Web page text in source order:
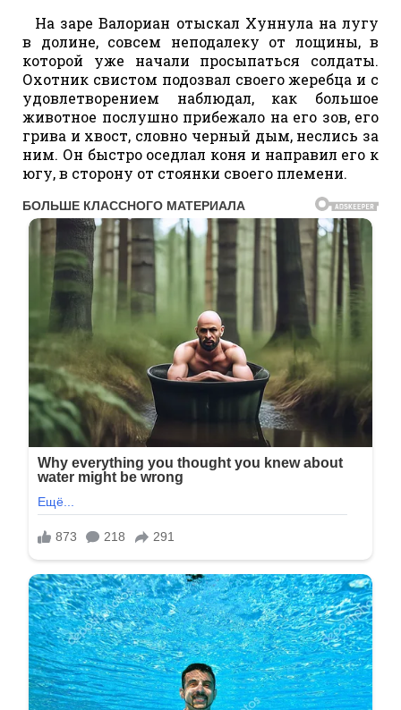
На заре Валориан отыскал Хуннула на лугу
в долине, совсем неподалеку от лощины, в
которой уже начали просыпаться солдаты.
Охотник свистом подозвал своего жеребца и с
удовлетворением наблюдал, как большое
животное послушно прибежало на его зов, его
грива и хвост, словно черный дым, неслись за
ним. Он быстро оседлал коня и направил его к
югу, в сторону от стоянки своего племени.